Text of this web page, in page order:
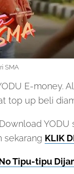
SMA
E-money.
top up beli
YODU
sekarang KLIK
Tipu-tipu